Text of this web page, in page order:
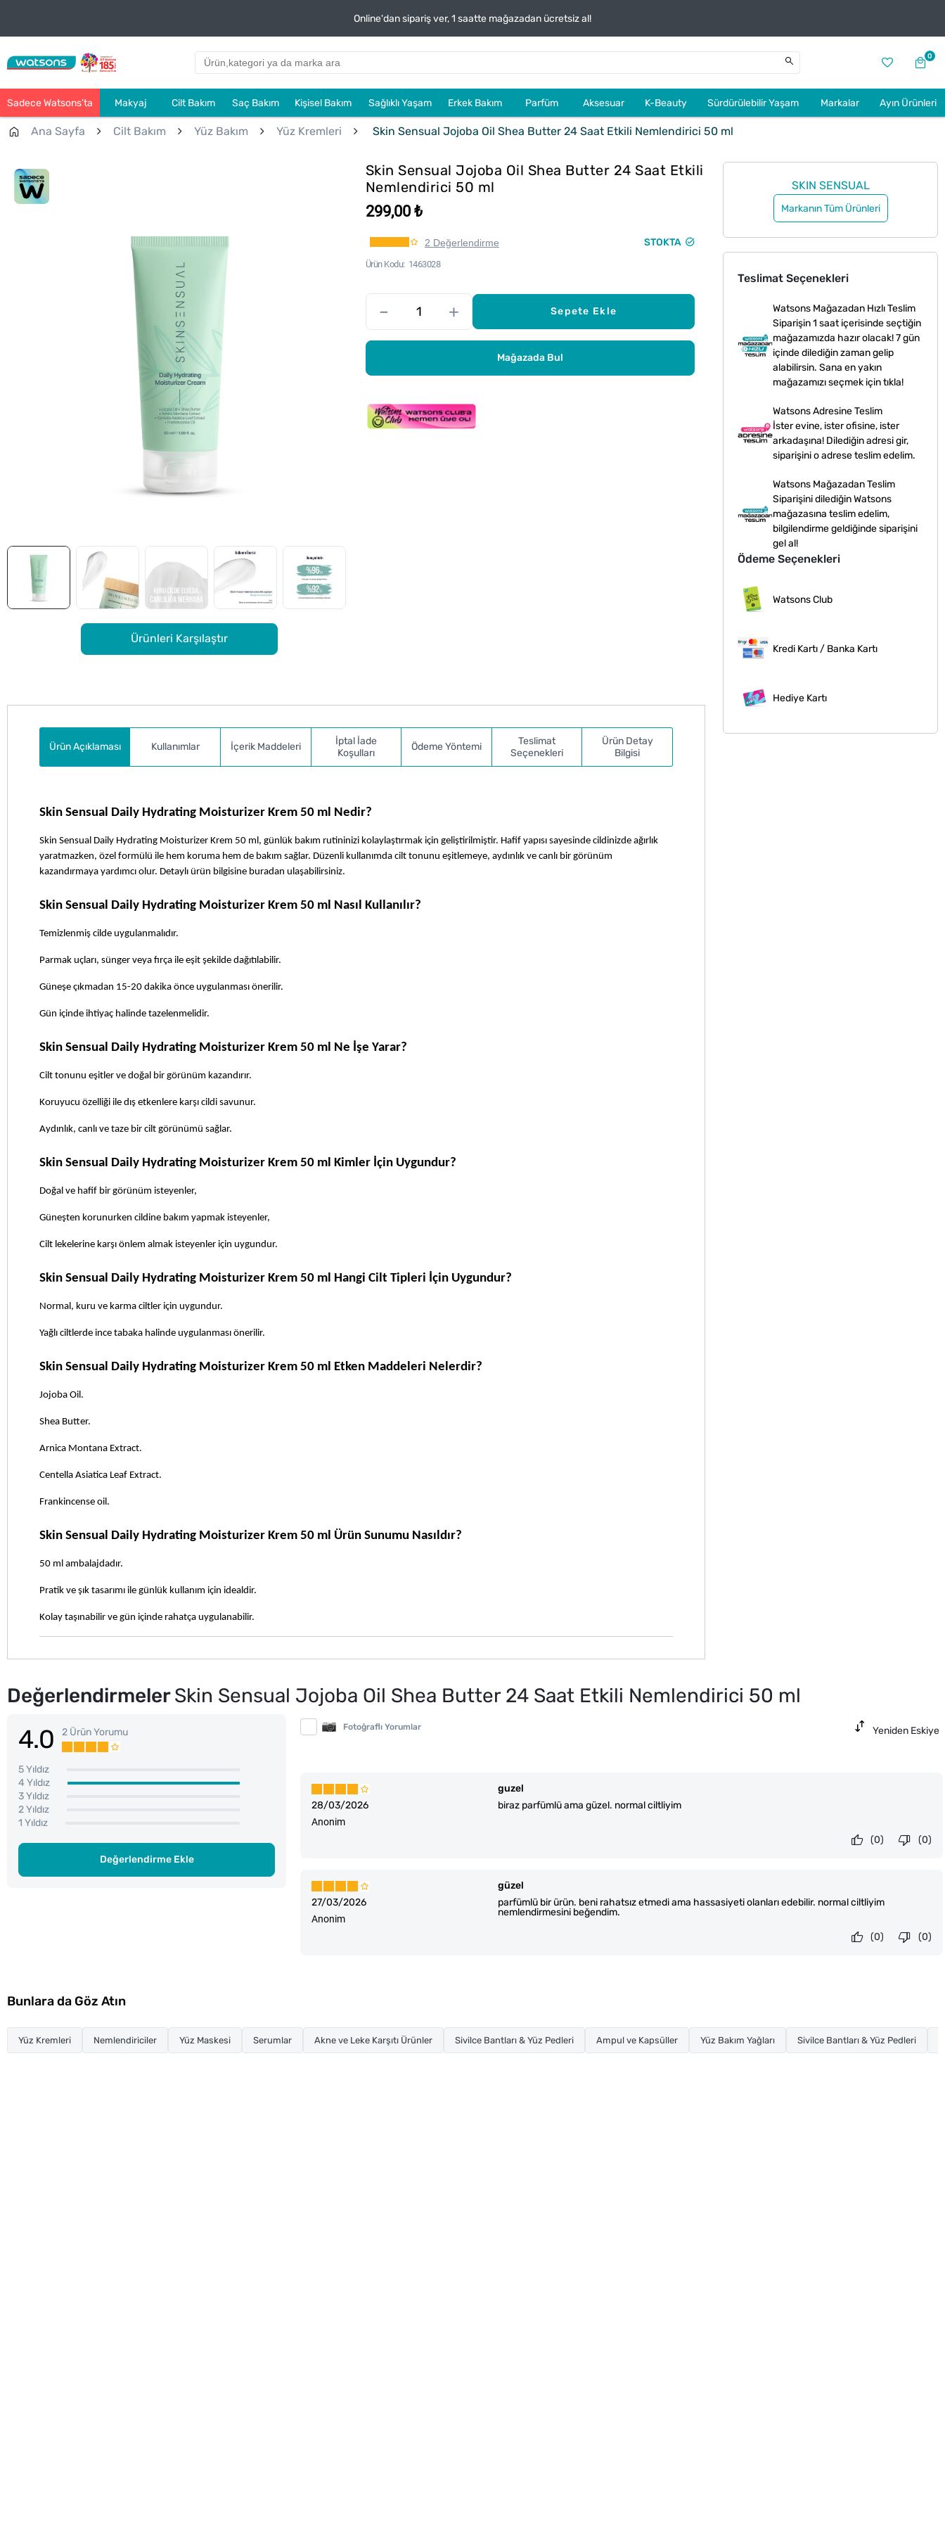
Online'dan sipariş ver, 1 saatte mağazadan ücretsiz al!
0
Sadece Watsons’ta Makyaj Cilt Bakım Saç Bakım Kişisel Bakım Sağlıklı Yaşam Erkek Bakım Parfüm Aksesuar K-Beauty Sürdürülebilir Yaşam Markalar Ayın Ürünleri
Ana Sayfa Cilt Bakım Yüz Bakım Yüz Kremleri Skin Sensual Jojoba Oil Shea Butter 24 Saat Etkili Nemlendirici 50 ml
Ürünleri Karşılaştır
Skin Sensual Jojoba Oil Shea Butter 24 Saat Etkili
Nemlendirici 50 ml
299,00 ₺
2 Değerlendirme STOKTA
Ürün Kodu 1463028
– + Sepete Ekle
Mağazada Bul
SKIN SENSUAL
Markanın Tüm Ürünleri
Teslimat Seçenekleri
Watsons Mağazadan Hızlı Teslim
Siparişin 1 saat içerisinde seçtiğin
mağazamızda hazır olacak! 7 gün
içinde dilediğin zaman gelip
alabilirsin. Sana en yakın
mağazamızı seçmek için tıkla!
Watsons Adresine Teslim
İster evine, ister ofisine, ister
arkadaşına! Dilediğin adresi gir,
siparişini o adrese teslim edelim.
Watsons Mağazadan Teslim
Siparişini dilediğin Watsons
mağazasına teslim edelim,
bilgilendirme geldiğinde siparişini
gel al!
Ödeme Seçenekleri
Watsons Club
Kredi Kartı / Banka Kartı
Hediye Kartı
Ürün Açıklaması Kullanımlar İçerik Maddeleri
İptal İade
Koşulları
Ödeme Yöntemi
Teslimat
Seçenekleri
Ürün Detay
Bilgisi
Skin Sensual Daily Hydrating Moisturizer Krem 50 ml Nedir?
Skin Sensual Daily Hydrating Moisturizer Krem 50 ml, günlük bakım rutininizi kolaylaştırmak için geliştirilmiştir. Hafif yapısı sayesinde cildinizde ağırlık
yaratmazken, özel formülü ile hem koruma hem de bakım sağlar. Düzenli kullanımda cilt tonunu eşitlemeye, aydınlık ve canlı bir görünüm
kazandırmaya yardımcı olur. Detaylı ürün bilgisine buradan ulaşabilirsiniz.
Skin Sensual Daily Hydrating Moisturizer Krem 50 ml Nasıl Kullanılır?
Temizlenmiş cilde uygulanmalıdır.
Parmak uçları, sünger veya fırça ile eşit şekilde dağıtılabilir.
Güneşe çıkmadan 15-20 dakika önce uygulanması önerilir.
Gün içinde ihtiyaç halinde tazelenmelidir.
Skin Sensual Daily Hydrating Moisturizer Krem 50 ml Ne İşe Yarar?
Cilt tonunu eşitler ve doğal bir görünüm kazandırır.
Koruyucu özelliği ile dış etkenlere karşı cildi savunur.
Aydınlık, canlı ve taze bir cilt görünümü sağlar.
Skin Sensual Daily Hydrating Moisturizer Krem 50 ml Kimler İçin Uygundur?
Doğal ve hafif bir görünüm isteyenler,
Güneşten korunurken cildine bakım yapmak isteyenler,
Cilt lekelerine karşı önlem almak isteyenler için uygundur.
Skin Sensual Daily Hydrating Moisturizer Krem 50 ml Hangi Cilt Tipleri İçin Uygundur?
Normal, kuru ve karma ciltler için uygundur.
Yağlı ciltlerde ince tabaka halinde uygulanması önerilir.
Skin Sensual Daily Hydrating Moisturizer Krem 50 ml Etken Maddeleri Nelerdir?
Jojoba Oil.
Shea Butter.
Arnica Montana Extract.
Centella Asiatica Leaf Extract.
Frankincense oil.
Skin Sensual Daily Hydrating Moisturizer Krem 50 ml Ürün Sunumu Nasıldır?
50 ml ambalajdadır.
Pratik ve şık tasarımı ile günlük kullanım için idealdir.
Kolay taşınabilir ve gün içinde rahatça uygulanabilir.
DeğerlendirmelerSkin Sensual Jojoba Oil Shea Butter 24 Saat Etkili Nemlendirici 50 ml
4.0 2 Ürün Yorumu
5 Yıldız
4 Yıldız
3 Yıldız
2 Yıldız
1 Yıldız
Değerlendirme Ekle
Fotoğraflı Yorumlar Yeniden Eskiye
28/03/2026
guzel
biraz parfümlü ama güzel. normal ciltliyim
Anonim
(0)
(0)
27/03/2026
güzel
parfümlü bir ürün. beni rahatsız etmedi ama hassasiyeti olanları edebilir. normal ciltliyim
nemlendirmesini beğendim.
Anonim
(0)
(0)
Bunlara da Göz Atın
Yüz Kremleri Nemlendiriciler Yüz Maskesi Serumlar Akne ve Leke Karşıtı Ürünler Sivilce Bantları & Yüz Pedleri Ampul ve Kapsüller Yüz Bakım Yağları Sivilce Bantları & Yüz Pedleri